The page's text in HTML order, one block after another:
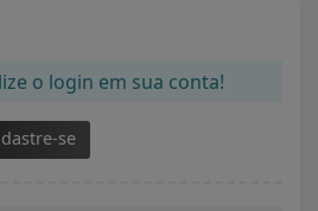
o login em sua conta!
se